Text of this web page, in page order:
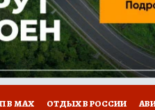
В МАХ ОТДЫХ В РОССИИ